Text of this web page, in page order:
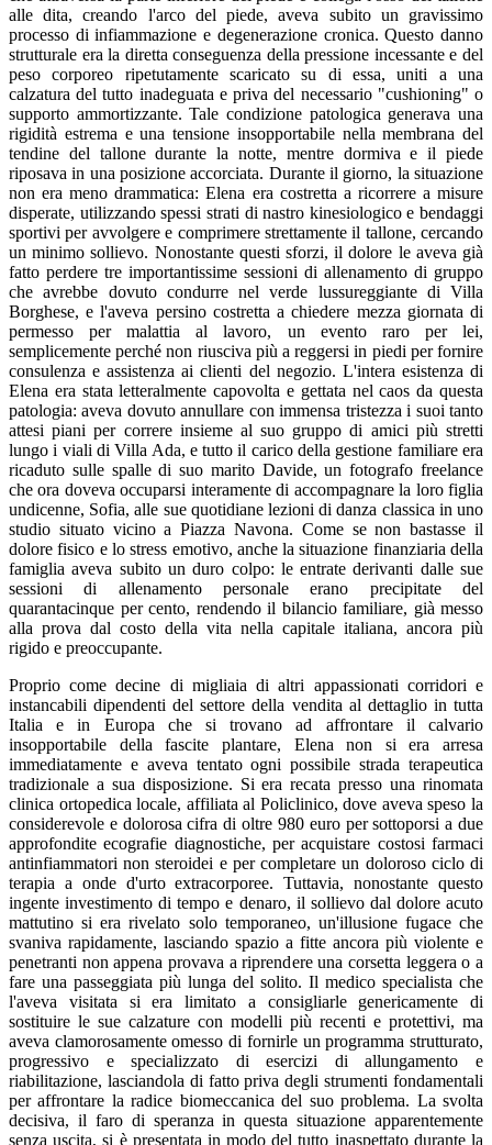
alle dita, creando l'arco del piede, aveva subito un gravissimo
processo di infiammazione e degenerazione cronica. Questo danno
strutturale era la diretta conseguenza della pressione incessante e del
peso corporeo ripetutamente scaricato su di essa, uniti a una
calzatura del tutto inadeguata e priva del necessario "cushioning" o
supporto ammortizzante. Tale condizione patologica generava una
rigidità estrema e una tensione insopportabile nella membrana del
tendine del tallone durante la notte, mentre dormiva e il piede
riposava in una posizione accorciata. Durante il giorno, la situazione
non era meno drammatica: Elena era costretta a ricorrere a misure
disperate, utilizzando spessi strati di nastro kinesiologico e bendaggi
sportivi per avvolgere e comprimere strettamente il tallone, cercando
un minimo sollievo. Nonostante questi sforzi, il dolore le aveva già
fatto perdere tre importantissime sessioni di allenamento di gruppo
che avrebbe dovuto condurre nel verde lussureggiante di Villa
Borghese, e l'aveva persino costretta a chiedere mezza giornata di
permesso per malattia al lavoro, un evento raro per lei,
semplicemente perché non riusciva più a reggersi in piedi per fornire
consulenza e assistenza ai clienti del negozio. L'intera esistenza di
Elena era stata letteralmente capovolta e gettata nel caos da questa
patologia: aveva dovuto annullare con immensa tristezza i suoi tanto
attesi piani per correre insieme al suo gruppo di amici più stretti
lungo i viali di Villa Ada, e tutto il carico della gestione familiare era
ricaduto sulle spalle di suo marito Davide, un fotografo freelance
che ora doveva occuparsi interamente di accompagnare la loro figlia
undicenne, Sofia, alle sue quotidiane lezioni di danza classica in uno
studio situato vicino a Piazza Navona. Come se non bastasse il
dolore fisico e lo stress emotivo, anche la situazione finanziaria della
famiglia aveva subito un duro colpo: le entrate derivanti dalle sue
sessioni di allenamento personale erano precipitate del
quarantacinque per cento, rendendo il bilancio familiare, già messo
alla prova dal costo della vita nella capitale italiana, ancora più
rigido e preoccupante.
Proprio come decine di migliaia di altri appassionati corridori e
instancabili dipendenti del settore della vendita al dettaglio in tutta
Italia e in Europa che si trovano ad affrontare il calvario
insopportabile della fascite plantare, Elena non si era arresa
immediatamente e aveva tentato ogni possibile strada terapeutica
tradizionale a sua disposizione. Si era recata presso una rinomata
clinica ortopedica locale, affiliata al Policlinico, dove aveva speso la
considerevole e dolorosa cifra di oltre 980 euro per sottoporsi a due
approfondite ecografie diagnostiche, per acquistare costosi farmaci
antinfiammatori non steroidei e per completare un doloroso ciclo di
terapia a onde d'urto extracorporee. Tuttavia, nonostante questo
ingente investimento di tempo e denaro, il sollievo dal dolore acuto
mattutino si era rivelato solo temporaneo, un'illusione fugace che
svaniva rapidamente, lasciando spazio a fitte ancora più violente e
penetranti non appena provava a riprendere una corsetta leggera o a
fare una passeggiata più lunga del solito. Il medico specialista che
l'aveva visitata si era limitato a consigliarle genericamente di
sostituire le sue calzature con modelli più recenti e protettivi, ma
aveva clamorosamente omesso di fornirle un programma strutturato,
progressivo e specializzato di esercizi di allungamento e
riabilitazione, lasciandola di fatto priva degli strumenti fondamentali
per affrontare la radice biomeccanica del suo problema. La svolta
decisiva, il faro di speranza in questa situazione apparentemente
senza uscita, si è presentata in modo del tutto inaspettato durante la